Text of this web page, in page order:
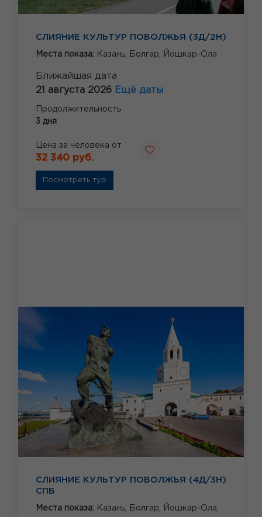
СЛИЯНИЕ КУЛЬТУР ПОВОЛЖЬЯ (3Д/2Н)
Места показа: Казань, Болгар, Йошкар-Ола
Ближайшая дата
21 августа 2026 Ещё даты
Продолжительность
3 дня
Цена за человека от
32 340 руб.
Посмотреть тур
СЛИЯНИЕ КУЛЬТУР ПОВОЛЖЬЯ (4Д/3Н)
СПБ
Места показа: Казань, Болгар, Йошкар-Ола,